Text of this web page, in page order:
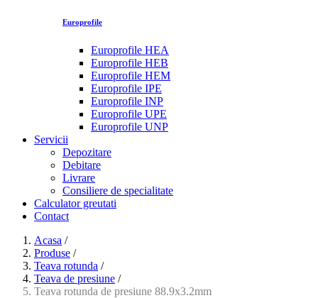
Europrofile
Europrofile HEA
Europrofile HEB
Europrofile HEM
Europrofile IPE
Europrofile INP
Europrofile UPE
Europrofile UNP
Servicii
Depozitare
Debitare
Livrare
Consiliere de specialitate
Calculator greutati
Contact
Acasa /
Produse /
Teava rotunda /
Teava de presiune /
Teava rotunda de presiune 88.9x3.2mm